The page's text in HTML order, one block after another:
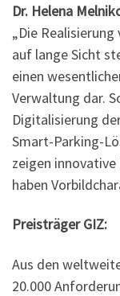
Dr. Helena
„Die
auf lange Sicht
einen
Verwaltung dar.
Digitalisierung
Smart-Parking-
zeigen
haben
Preisträger GIZ:
Aus den
20.000